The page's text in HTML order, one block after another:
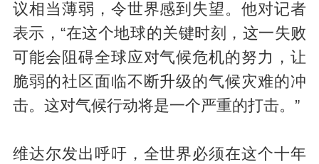
议相当薄弱，令世界感到失望。他对记者
表示，“在这个地球的关键时刻，这一失败
可能会阻碍全球应对气候危机的努力，让
脆弱的社区面临不断升级的气候灾难的冲
击。这对气候行动将是一个严重的打击。”
维达尔发出呼吁，全世界必须在这个十年